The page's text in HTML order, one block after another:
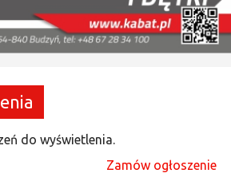
do wyświetlenia.
Zamów ogłoszenie